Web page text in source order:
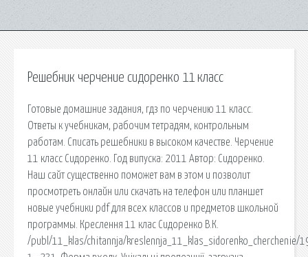
Решебник черчение сидоренко 11 класс
Готовые домашние задания, гдз по черчению 11 класс.
Ответы к учебникам, рабочим тетрадям, контрольным
работам. Списать решебники в высоком качестве. Черчение
11 класс Сидоренко. Год випуска: 2011 Автор: Сидоренко.
Наш сайт существенно поможет вам в этом и позволит
просмотреть онлайн или скачать на телефон или планшет
новые учебники pdf для всех классов и предметов школьной
программы. Креслення 11 клас Сидоренко В.К.
/publ/11_klas/chitannja/kreslennja_11_klas_sidorenko_cherchenie/